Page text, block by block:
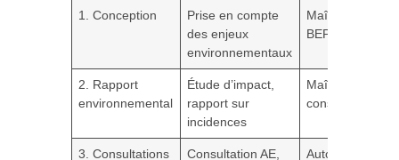
1. Conception
Prise en compte
des enjeux
environnementaux
Maître
BEP
2. Rapport
environnemental
Étude d’impact,
rapport sur
incidences
Maître
consultants, AE
3. Consultations
Consultation AE,
Autorité